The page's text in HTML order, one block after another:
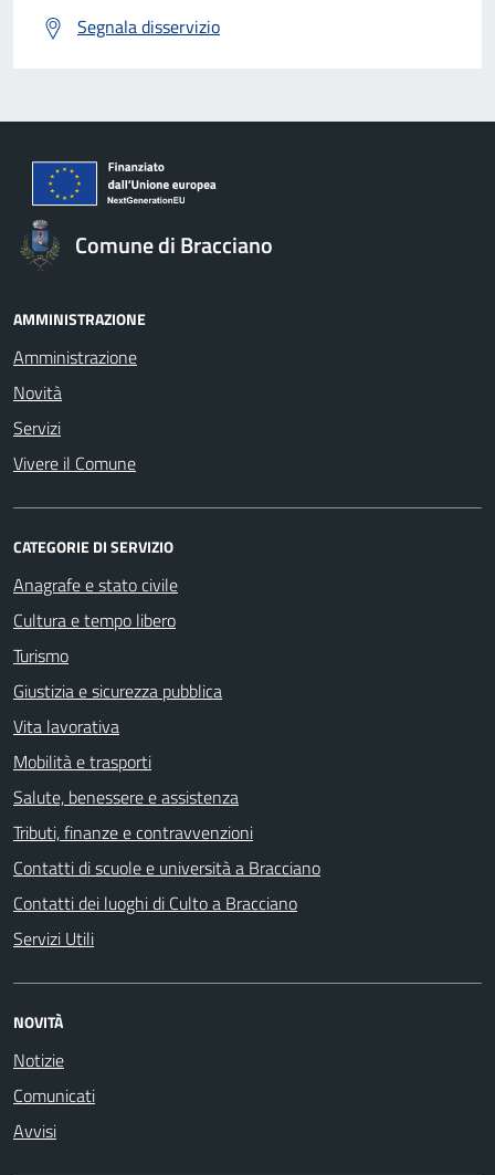
Segnala disservizio
Comune di Bracciano
AMMINISTRAZIONE
Amministrazione
Novità
Servizi
Vivere il Comune
CATEGORIE DI SERVIZIO
Anagrafe e stato civile
Cultura e tempo libero
Turismo
Giustizia e sicurezza pubblica
Vita lavorativa
Mobilità e trasporti
Salute, benessere e assistenza
Tributi, finanze e contravvenzioni
Contatti di scuole e università a Bracciano
Contatti dei luoghi di Culto a Bracciano
Servizi Utili
NOVITÀ
Notizie
Comunicati
Avvisi